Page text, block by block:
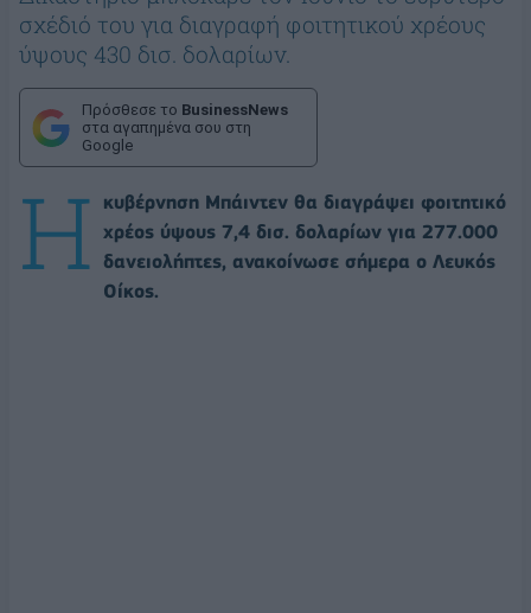
σχέδιό του για διαγραφή φοιτητικού χρέους
ύψους 430 δισ. δολαρίων.
Πρόσθεσε το BusinessNews
στα αγαπημένα σου στη
Google
Η
κυβέρνηση Μπάιντεν θα διαγράψει φοιτητικό
χρέος ύψους 7,4 δισ. δολαρίων για 277.000
δανειολήπτες, ανακοίνωσε σήμερα ο Λευκός
Οίκος.